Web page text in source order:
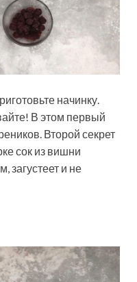
начинку.
В этом первый
Второй секрет
сок из вишни
загустеет и не